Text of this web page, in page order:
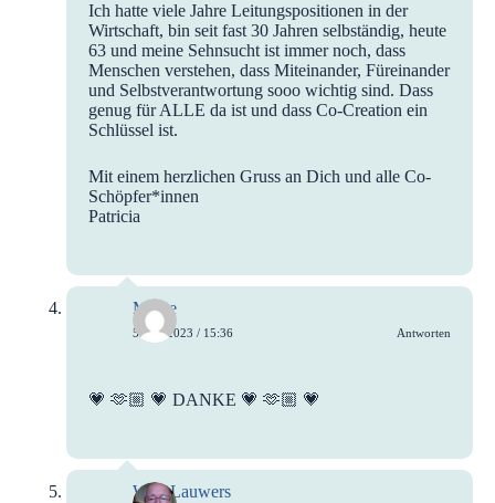
Ich hatte viele Jahre Leitungspositionen in der
Wirtschaft, bin seit fast 30 Jahren selbständig, heute
63 und meine Sehnsucht ist immer noch, dass
Menschen verstehen, dass Miteinander, Füreinander
und Selbstverantwortung sooo wichtig sind. Dass
genug für ALLE da ist und dass Co-Creation ein
Schlüssel ist.
Mit einem herzlichen Gruss an Dich und alle Co-
Schöpfer*innen
Patricia
Meike
5. Juli 2023 / 15:36 Antworten
💗 🫶🏼 💗 DANKE 💗 🫶🏼 💗
Wim Lauwers